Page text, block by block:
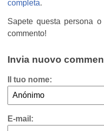
completa.
Sapete questa persona
commento!
Invia nuovo
Il tuo nome:
E-mail: